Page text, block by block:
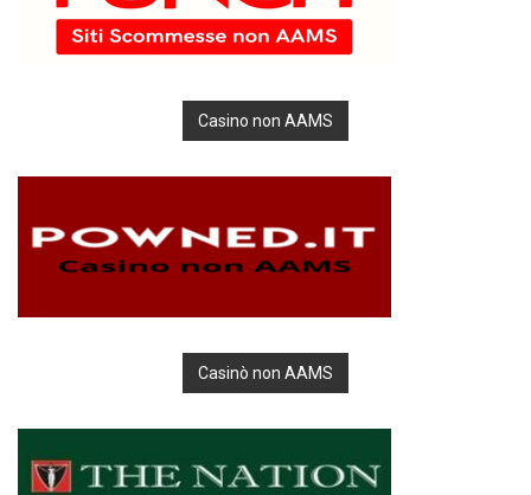
Casino non AAMS
Casinò non AAMS